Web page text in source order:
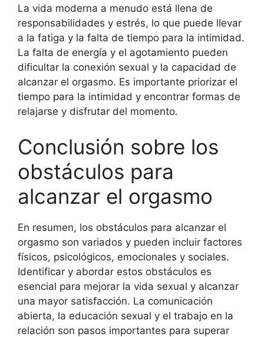
La vida moderna a menudo está llena de
responsabilidades y estrés, lo que puede llevar
a la fatiga y la falta de tiempo para la intimidad.
La falta de energía y el agotamiento pueden
dificultar la conexión sexual y la capacidad de
alcanzar el orgasmo. Es importante priorizar el
tiempo para la intimidad y encontrar formas de
relajarse y disfrutar del momento.
Conclusión sobre los
obstáculos para
alcanzar el orgasmo
En resumen, los obstáculos para alcanzar el
orgasmo son variados y pueden incluir factores
físicos, psicológicos, emocionales y sociales.
Identificar y abordar estos obstáculos es
esencial para mejorar la vida sexual y alcanzar
una mayor satisfacción. La comunicación
abierta, la educación sexual y el trabajo en la
relación son pasos importantes para superar